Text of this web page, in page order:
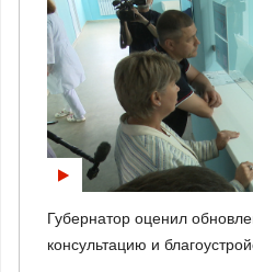
Губернатор оценил
консультацию и